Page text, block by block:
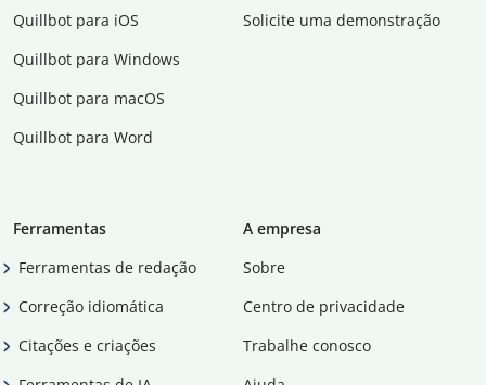
Quillbot para iOS
Quillbot para Windows
Quillbot para macOS
Quillbot para Word
Solicite uma demonstração
Ferramentas
Ferramentas de redação
Correção idiomática
Citações e criações
A empresa
Sobre
Centro de privacidade
Trabalhe conosco